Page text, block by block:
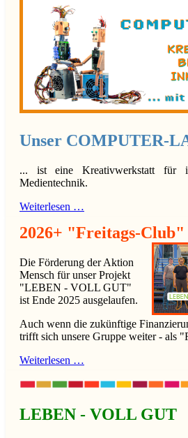
Unser COMPUTER-
... ist eine Kreativwerkstatt für
Medientechnik.
Weiterlesen …
2026+ "Freitags-Club"
Die Förderung der Aktion
Mensch für unser Projekt
"LEBEN - VOLL GUT"
ist Ende 2025 ausgelaufen.
Auch wenn die zukünftige
trifft sich unsere Gruppe weiter - als
Weiterlesen …
LEBEN - VOLL GUT